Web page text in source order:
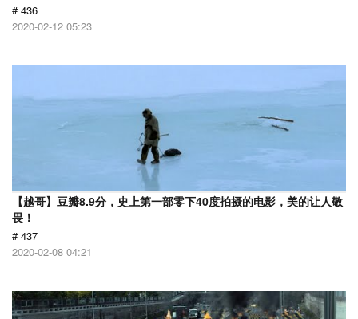
# 436
2020-02-12 05:23
【越哥】豆瓣8.9分，史上第一部零下40度拍摄的电影，美的让人敬
畏！
# 437
2020-02-08 04:21